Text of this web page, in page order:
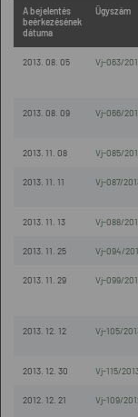
A bejelentés
beérkezésének
dátuma
Ügyszám
2013. 08. 05 Vj-063/
2013. 08. 09 Vj-066/
2013. 11. 08 Vj-085/
2013. 11. 11 Vj-087/
2013. 11. 13 Vj-088/
2013. 11. 25 Vj-094/
2013. 11. 29 Vj-099/
2013. 12. 12 Vj-105/
2013. 12. 30 Vj-115/
2012. 12. 21 Vj-109/